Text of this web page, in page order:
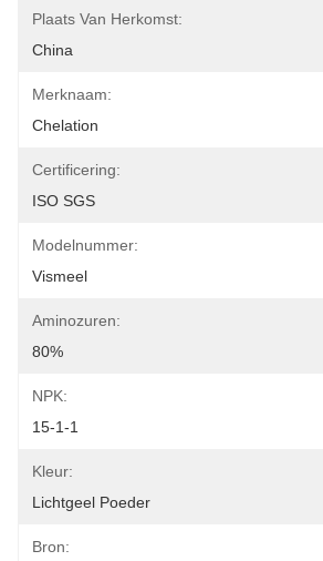
Plaats Van Herkomst:
China
Merknaam:
Chelation
Certificering:
ISO SGS
Modelnummer:
Vismeel
Aminozuren:
80%
NPK:
15-1-1
Kleur:
Lichtgeel Poeder
Bron: